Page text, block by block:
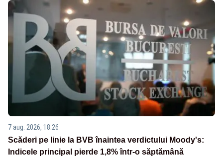
7 aug. 2026, 18:26
Scăderi pe linie la BVB înaintea verdictului Moody's:
Indicele principal pierde 1,8% într-o săptămână